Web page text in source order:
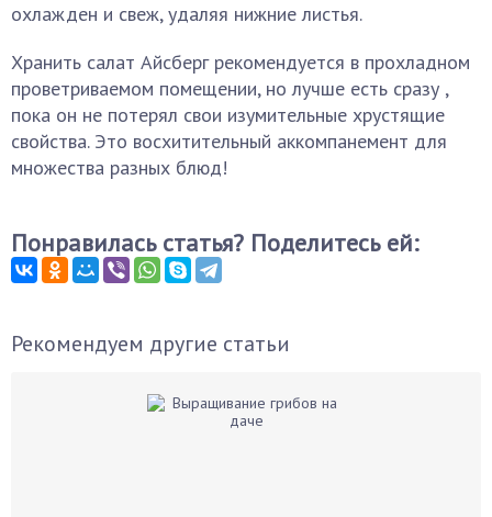
охлажден и свеж, удаляя нижние листья.
Хранить салат Айсберг рекомендуется в прохладном
проветриваемом помещении, но лучше есть сразу ,
пока он не потерял свои изумительные хрустящие
свойства. Это восхитительный аккомпанемент для
множества разных блюд!
Понравилась статья? Поделитесь ей:
Рекомендуем другие статьи